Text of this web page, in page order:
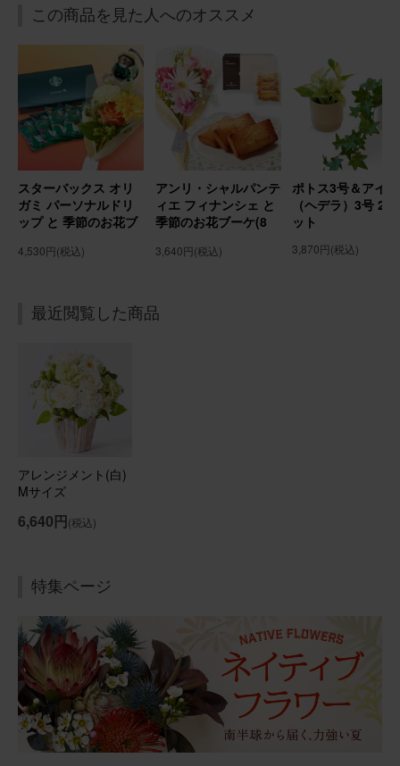
誕生日プレゼントに
母の誕生日プレゼントに送りました。 花は好きだけれど、
自分で買うのは中々ハードルが高いので嬉しいと喜んでも
らえました。
アレンジメント(ピンク) Sサイズ
2026/02/02
用途：
誕生日
友人母の誕生日プレゼントに贈らせていただきました。 お
部屋が華やかになったと喜んで貰えました！
アレンジメント(ピンク)Sサイズ Happy Birthdayバルーン
ブルーミーユーザーさん
素敵な！
年末年始に飾るお花をいつもの定期便にプラスして購入し
ました。 温度差のない玄関に置いていますが、とても長持
ち！ サイズ感も良かったです。 玄関に行くたびに眺めて
います♪
アレンジメント(ピンク) Sサイズ
この商品を見た人へのオススメ
スターバックス オリ
ガミ パーソナルドリ
ップ と 季節のお花ブ
youカード付き
4,530円(税込)
アンリ・シャルパンテ
ィエ フィナンシェ と
季節のお花ブーケ(8
ド付き
3,640円(税込)
ポトス3号＆アイ
（ヘデラ）3号 2
ット
3,870円(税込)
最近閲覧した商品
アレンジメント(白)
Mサイズ
6,640円(税込)
特集ページ